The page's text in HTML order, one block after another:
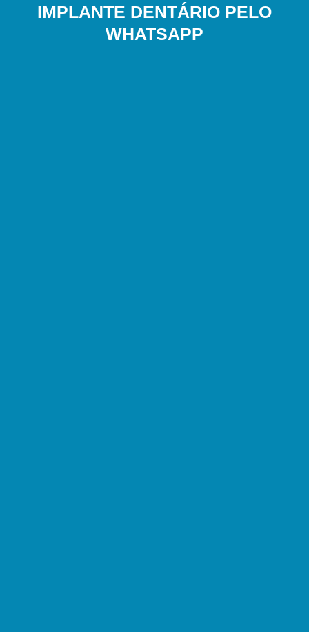
IMPLANTE DENTÁRIO PELO
WHATSAPP